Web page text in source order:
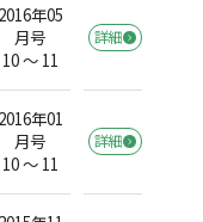
2016年05
月号
10 ～ 11
詳細
2016年01
月号
10 ～ 11
詳細